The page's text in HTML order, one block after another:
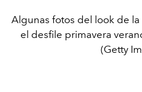
Algunas fotos del look de
el desfile primavera
(Getty